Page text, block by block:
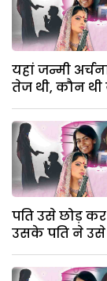
यहां जन्मी
तेज थी, कौन थी
पति उसे छोड़
उसके पति ने उसे